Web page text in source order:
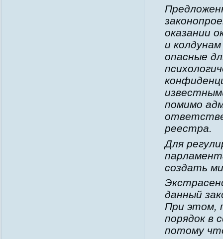
оказании
и
опасные
помимо
реестра.
Для
создать
данный
При этом,
порядок в
потому